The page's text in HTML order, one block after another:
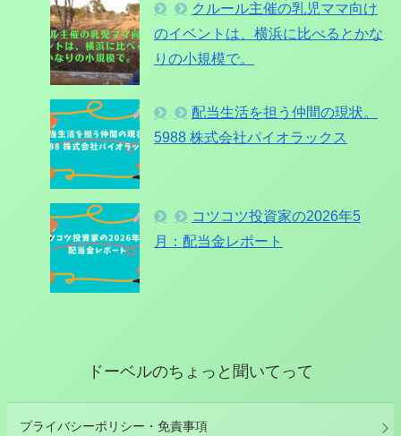
クルール主催の乳児ママ向け
のイベントは、横浜に比べるとかな
りの小規模で。
配当生活を担う仲間の現状。
5988 株式会社パイオラックス
コツコツ投資家の2026年5
月：配当金レポート
ドーベルのちょっと聞いてって
プライバシーポリシー・免責事項